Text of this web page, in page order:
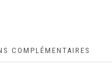
COMPLÉMENTAIRES